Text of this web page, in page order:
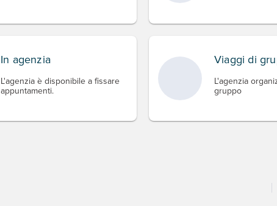
In agenzia
L'agenzia è disponibile a fissare
appuntamenti.
Viaggi di
L'agenzia
gruppo